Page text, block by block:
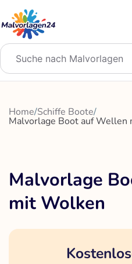
Inhalt
springen
Home/Schiffe Boote/
Malvorlage Boot auf Wellen
Malvorlage
mit Wolken